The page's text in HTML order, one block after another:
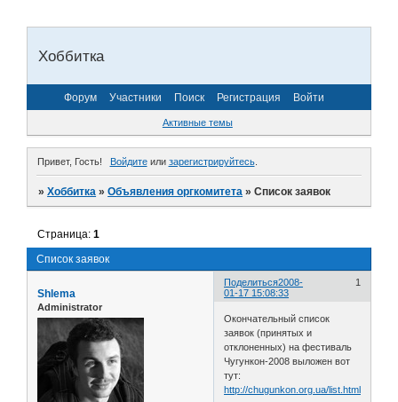
Хоббитка
Форум Участники Поиск Регистрация Войти
Активные темы
Привет, Гость! Войдитеили зарегистрируйтесь.
»Хоббитка »Объявления оргкомитета »Список заявок
Список заявок
Страница:1
Поделиться 1
2008-
01-17 15:08:33
Shlema
Administrator
Окончательный список
заявок (принятых и
отклоненных) на фестиваль
Чугункон-2008 выложен вот
тут:
http://chugunkon.org.ua/list.html